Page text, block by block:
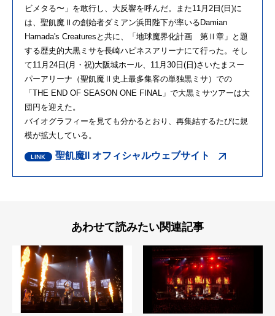
ビメタる〜」を敢行し、大反響を呼んだ。また11月2日(日)に
は、聖飢魔Ⅱの創始者ダミアン浜田陛下が率いるDamian
Hamada's Creaturesと共に、「地球魔界化計画 第Ⅱ章」と題
する歴史的大黒ミサを長崎ハピネスアリーナにて行った。そし
て11月24日(月・祝)大阪城ホール、11月30日(日)さいたまスー
パーアリーナ（聖飢魔Ⅱ史上最多集客の単独黒ミサ）での
「THE END OF SEASON ONE FINAL」で大黒ミサツアーは大
団円を迎えた。
バイオグラフィーを見ても分かるとおり、再集結するたびに規
模が拡大している。
聖飢魔II オフィシャルウェブサイト
あわせて読みたい関連記事